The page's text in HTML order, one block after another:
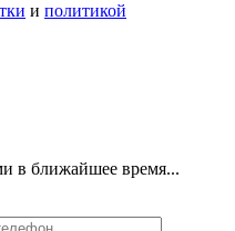
и политикой
в ближайшее время...